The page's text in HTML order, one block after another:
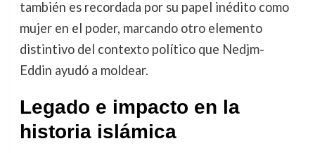
también es recordada por su papel inédito como
mujer en el poder, marcando otro elemento
distintivo del contexto político que Nedjm-
Eddin ayudó a moldear.
Legado e impacto en la
historia islámica